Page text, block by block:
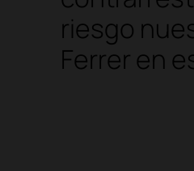
riesgo
Ferrer en